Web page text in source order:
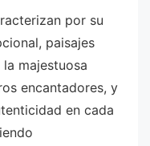
por su
paisajes
majestuosa
encantadores, y
en cada